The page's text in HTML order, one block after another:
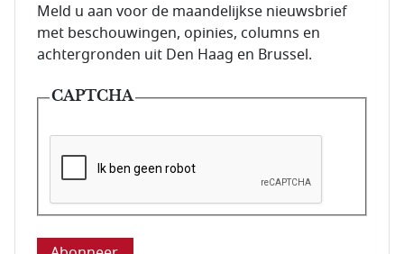
E-mailadres van de abonnee.
Meld u aan voor de maandelijkse nieuwsbrief
met beschouwingen, opinies, columns en
achtergronden uit Den Haag en Brussel.
CAPTCHA
Deze vraag is om te controleren dat u een mens